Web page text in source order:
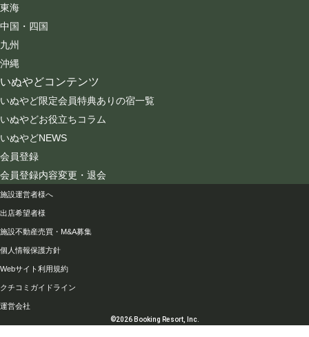
東海
中国・四国
九州
沖縄
いぬやどコンテンツ
いぬやど限定会員特典ありの宿一覧
いぬやどお役立ちコラム
いぬやどNEWS
会員登録
会員登録内容変更・退会
会社情報
施設運営者様へ
出店希望者様
施設不動産売買・M&A募集
個人情報保護方針
Webサイト利用規約
クチコミガイドライン
運営会社
©2026 Booking Resort, Inc.